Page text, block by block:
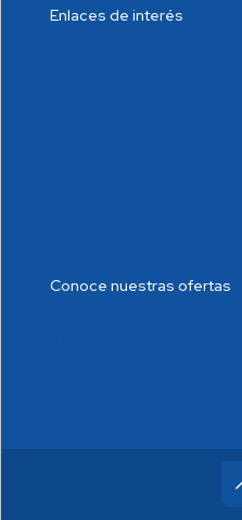
Enlaces de interés
Conoce nuestras ofertas